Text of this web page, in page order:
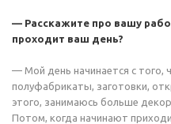
— Расскажите про вашу
проходит ваш день?
— Мой день начинается с того,
полуфабрикаты, заготовки,
этого, занимаюсь больше
Потом, когда начинают